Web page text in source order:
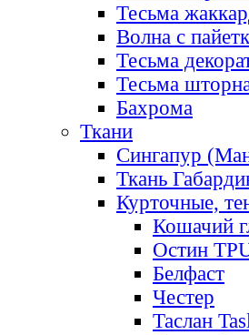
Тесьма
Волна с
Тесьма
Тесьма
Бахрома
Ткани
Сингапур
Ткань
Курточные,
Кошачий
Остин
Белфаст
Честер
Таслан